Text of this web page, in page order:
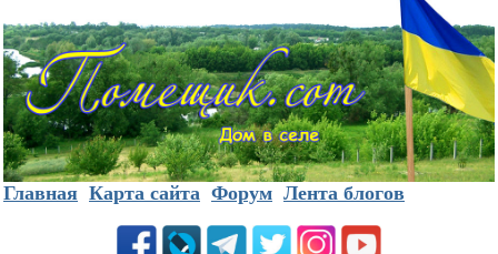
Главная Карта сайта Форум Лента блогов